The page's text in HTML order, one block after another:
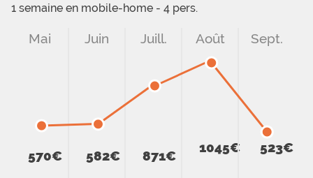
1 semaine en mobile-home - 4 pers.
Mai
570€
Juin
582€
Juill.
871€
Août
1045€
Sept.
523€